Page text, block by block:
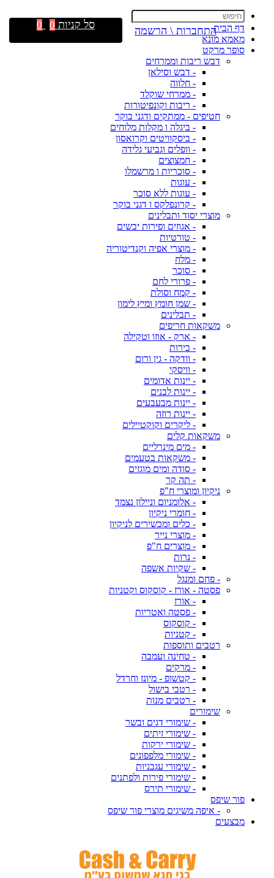
דף הבית
מאמא מונא
סופר מרקט
דבש ריבות וממרחים
- דבש וסילאן
- חלווה
- ממרחי שוקלד
- ריבות וקונפיטורות
חטיפים - ממתקים ודגני בוקר
- ביגלה ו מקלות מלוחים
- ביסקוויטים וקרואסון
- וופלים וגביעי גלידה
- חמצוצים
- סוכריות ו מרשמלו
- עוגות
- עוגות ללא סוכר
- קרונפלקס ו דגני בוקר
מוצרי יסוד ותבלינים
- אגוזים ופירות יבשים
- טורטיות
- מוצרי אפיה וקנדיטוריה
- מלח
- סוכר
- פרורי לחם
- קמח וסולת
- שמן חומץ ומיץ לימון
- תבלינים
משקאות חריפים
- ארק - אוזו וטקילה
- בירות
- וודקה - גין ורום
- וויסקי
- יינות אדומים
- יינות לבנים
- יינות מבעבעים
- יינות רוזה
- ליקרים וקוקטיילים
משקאות קלים
- מים מינרליים
- משקאות בטעמים
- סודה ומים מוגזים
- תה קר
ניקיון ומוצרי ח"פ
- אלומניום וניילון נצמד
- חומרי ניקיון
- כלים ומכשירים לניקיון
- מוצרי נייר
- מוצרים ח"פ
- נרות
- שקיות אשפה
- פחם ומנגל
פסטה - אורז - קוסקוס וקטניות
- אורז
- פסטה ואטריות
- קוסקוס
- קטניות
רטבים ותוספות
- טחינה ועמבה
- מרקים
- קטשופ - מיונז וחרדל
- רטבי בישול
- רטבים מנות
שימורים
- שימורי דגים ובשר
- שימורי זיתים
- שימורי ירקות
- שימורי מלפפונים
- שימורי עגבניות
- שימורי פירות ולפתנים
- שימורי תירס
פור שיפס
- איפה משיגים מוצרי פור שיפס
מבצעים
התחברות \ הרשמה סל קניות 0
0